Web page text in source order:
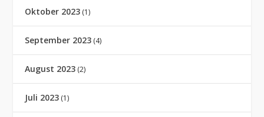
Oktober 2023 (1)
September 2023 (4)
August 2023 (2)
Juli 2023 (1)